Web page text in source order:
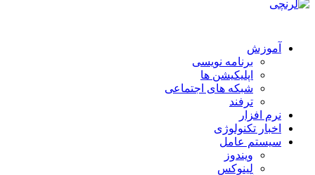
آموزش
برنامه نویسی
اپلیکیشن ها
شبکه های اجتماعی
ترفند
نرم افزار
اخبار تکنولوژی
سیستم عامل
ویندوز
لینوکس